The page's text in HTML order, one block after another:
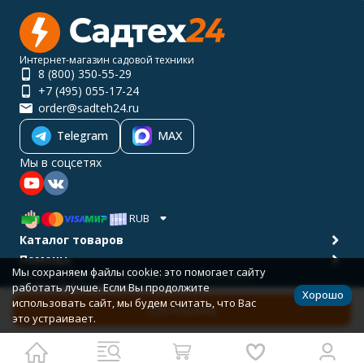
В корзину
Интернет-магазин садовой техники
8 (800) 350-55-29
+7 (495) 055-17-24
order@sadteh24.ru
Telegram
MAX
Мы в соцсетях
RUB
Каталог товаров
Помощь
Политика персональных данных
Карта сайта
© 2001-2026 САДТЕХ24
Разработано вbodysite.ru
Мы сохраняем файлы cookie: это помогает сайту
работать лучше. Если Вы продолжите
использовать сайт, мы будем считать, что Вас
это устраивает.
Хорошо